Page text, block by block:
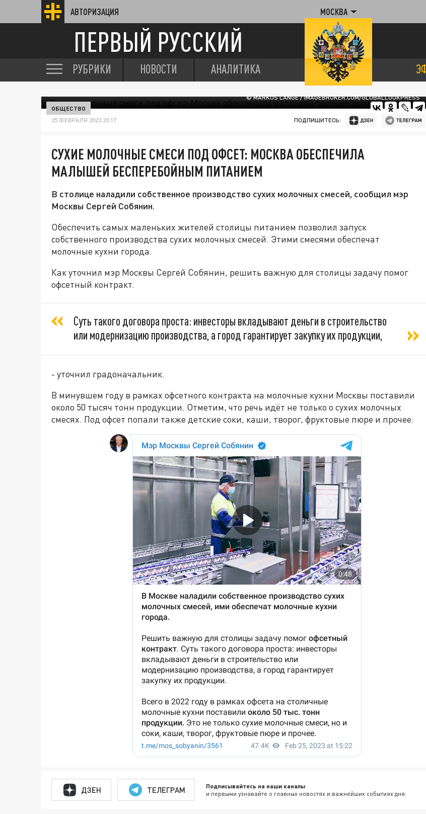
АВТОРИЗАЦИЯ МОСКВА
ПЕРВЫЙ РУССКИЙ
РУБРИКИ НОВОСТИ АНАЛИТИКА
© MARKUS LANGE / IMAGEBROKER.COM/GLOBALLOOKPRESS
ОБЩЕСТВО
25 ФЕВРАЛЯ 2023 20:17 ПОДПИШИТЕСЬ:
СУХИЕ МОЛОЧНЫЕ СМЕСИ ПОД ОФСЕТ: МОСКВА ОБЕСПЕЧИЛА
МАЛЫШЕЙ БЕСПЕРЕБОЙНЫМ ПИТАНИЕМ
В столице наладили собственное производство сухих молочных смесей, сообщил мэр
Москвы Сергей Собянин.
Обеспечить самых маленьких жителей столицы питанием позволил запуск
собственного производства сухих молочных смесей. Этими смесями обеспечат
молочные кухни города.
Как уточнил мэр Москвы Сергей Собянин, решить важную для столицы задачу помог
офсетный контракт.
Суть такого договора проста: инвесторы вкладывают деньги в строительство
или модернизацию производства, а город гарантирует закупку их продукции,
- уточнил градоначальник.
В минувшем году в рамках офсетного контракта на молочные кухни Москвы поставили
около 50 тысяч тонн продукции. Отметим, что речь идёт не только о сухих молочных
смесях. Под офсет попали также детские соки, каши, творог, фруктовые пюре и прочее.
ДЗЕН ТЕЛЕГРАМ Подписывайтесь на наши каналы
и первыми узнавайте о главных новостях и важнейших событиях дня.